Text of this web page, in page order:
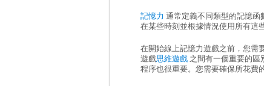
記憶力 通常定義不同類型的記憶函
在某些時刻並根據情況使用所有這
在開始線上記憶力遊戲之前，您需
遊戲思維遊戲 之間有一個重要的區
程序也很重要。您需要確保所花費